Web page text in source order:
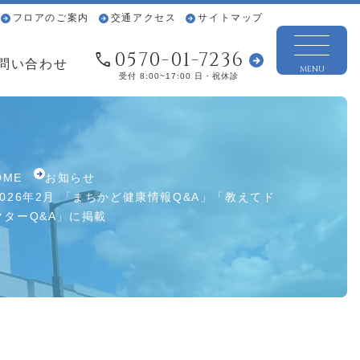
フロアのご案内 交通アクセス サイトマップ
い合わせ 0570-01-7236
受付 8:00~17:00 日・祝休診
MENU
お知らせ
年2月 「まちかど健康情報Q&A」「教えてド
ターQ&A」に掲載